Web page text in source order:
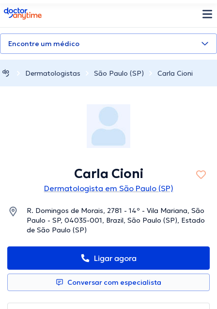
doctoranytime
Encontre um médico
Dermatologistas São Paulo (SP) Carla Cioni
Carla Cioni
Dermatologista em São Paulo (SP)
R. Domingos de Morais, 2781 - 14º - Vila Mariana, São
Paulo - SP, 04035-001, Brazil, São Paulo (SP), Estado
de São Paulo (SP)
Ligar agora
Conversar com especialista